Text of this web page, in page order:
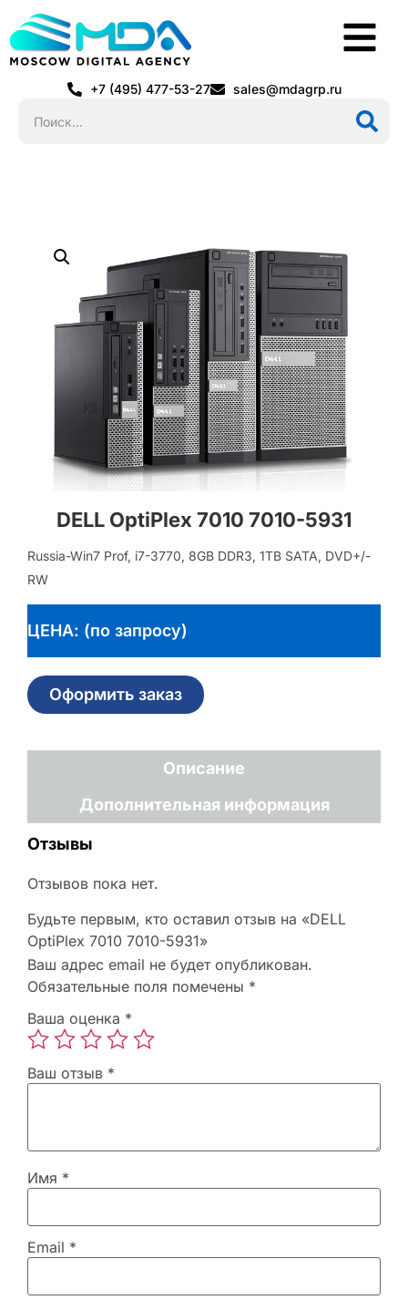
+7 (495) 477-53-27 sales@mdagrp.ru
DELL OptiPlex 7010 7010-5931
Russia-Win7 Prof, i7-3770, 8GB DDR3, 1TB SATA, DVD+/-
RW
ЦЕНА: (по запросу)
Оформить заказ
Описание
Дополнительная информация
Отзывы
Отзывов пока нет.
Будьте первым, кто оставил отзыв на «DELL
OptiPlex 7010 7010-5931»
Ваш адрес email не будет опубликован.
Обязательные поля помечены *
Ваша оценка *
Ваш отзыв *
Имя *
Email *